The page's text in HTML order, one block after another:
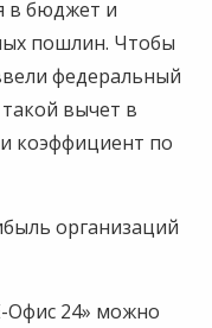
в бюджет и
пошлин. Чтобы
федеральный
вычет в
коэффициент по
организаций
Офис 24» можно